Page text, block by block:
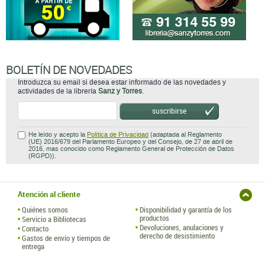
BOLETÍN DE NOVEDADES
Introduzca su email si desea estar informado de las novedades y
actividades de la librería Sanz y Torres.
suscribirse
He leído y acepto la Política de Privacidad (adaptada al Reglamento
(UE) 2016/679 del Parlamento Europeo y del Consejo, de 27 de abril de
2016, mas conocido como Reglamento General de Protección de Datos
(RGPD)).
Atención al cliente
Quiénes somos
Servicio a Bibliotecas
Contacto
Gastos de envío y tiempos de
entrega
Disponibilidad y garantía de los
productos
Devoluciones, anulaciones y
derecho de desistimiento